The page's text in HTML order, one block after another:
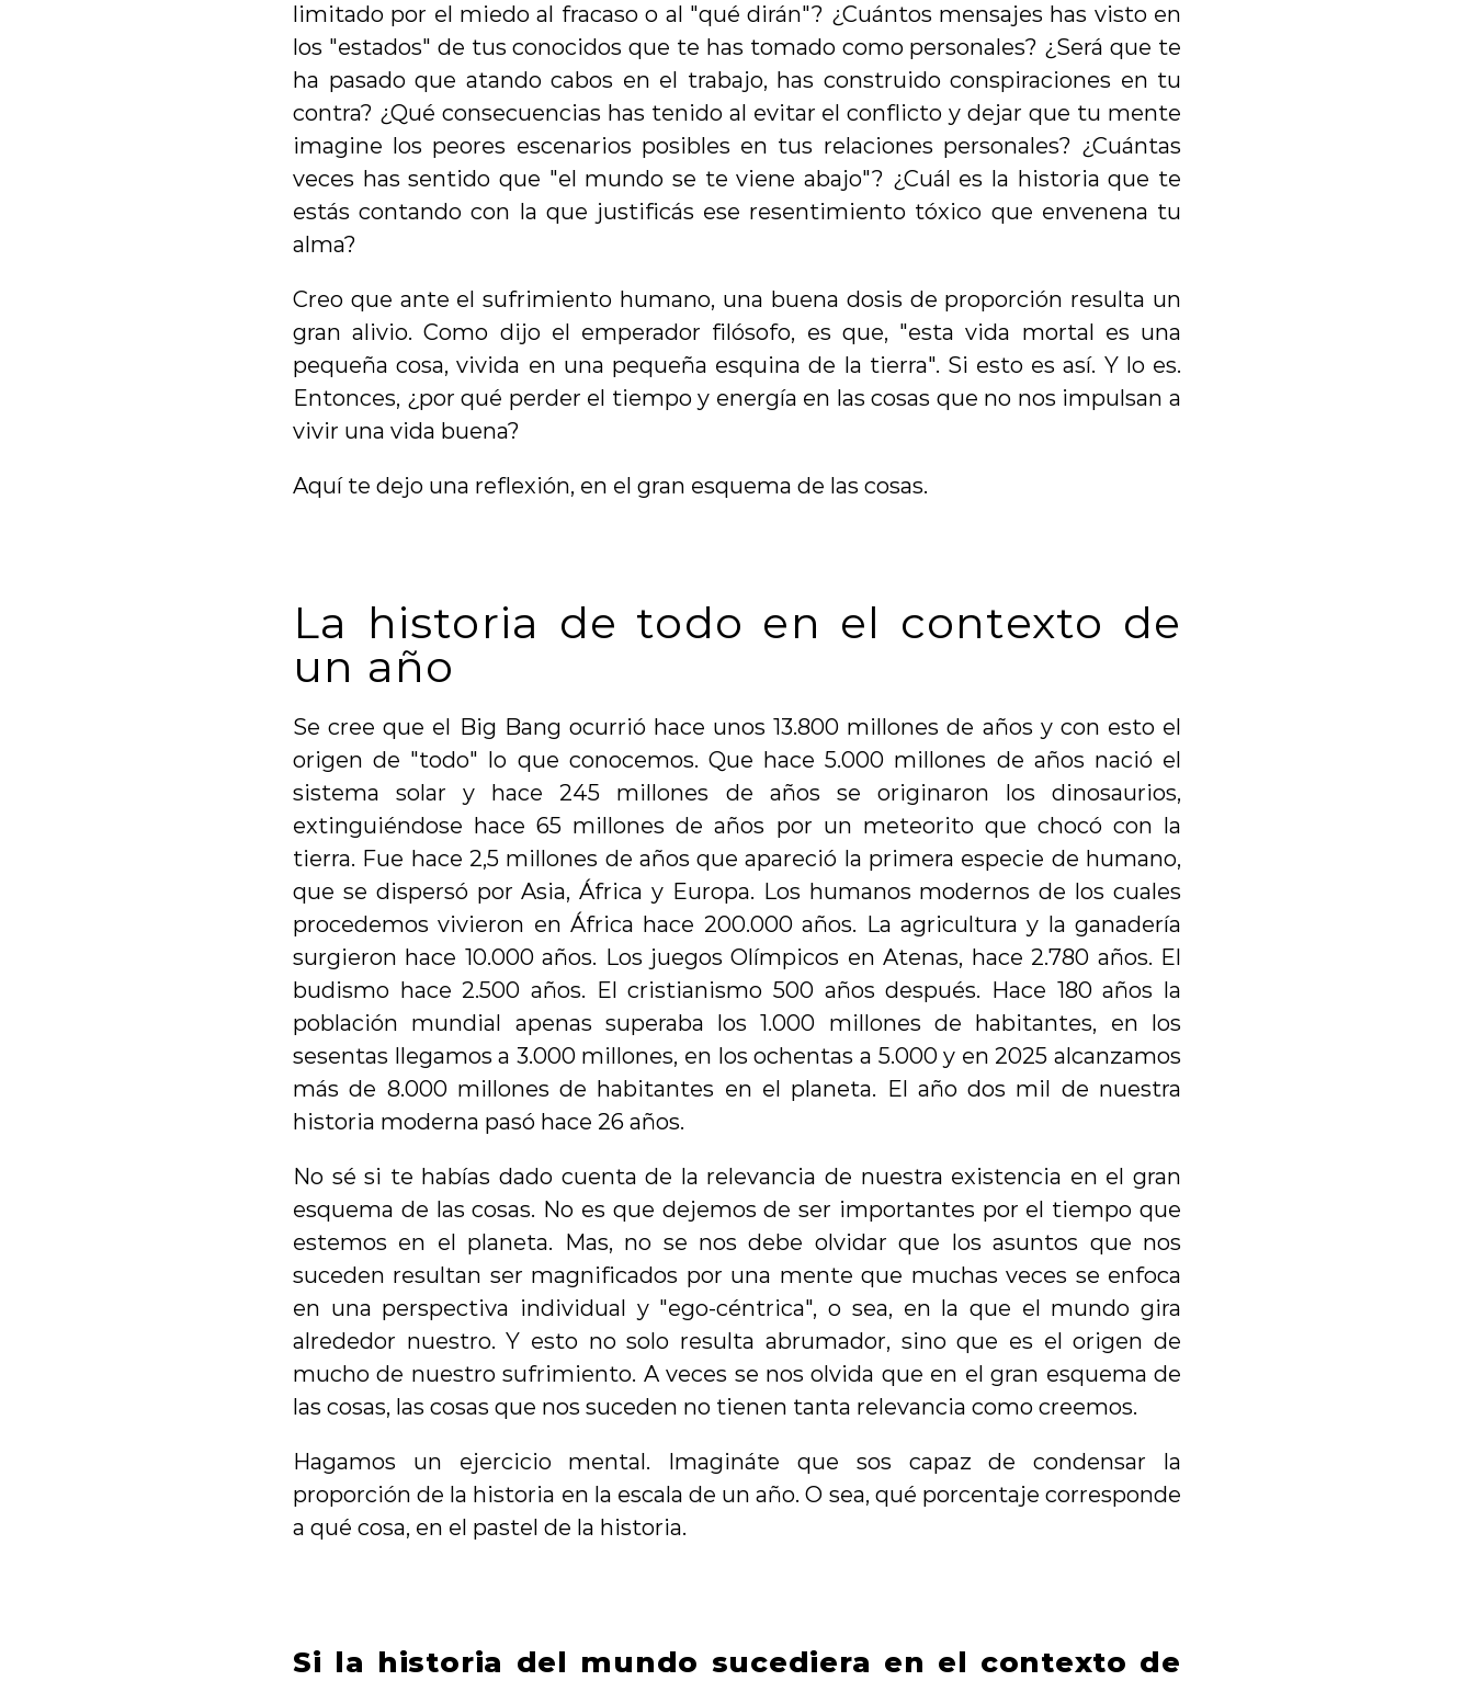
limitado por el miedo al fracaso o al "qué dirán"? ¿Cuántos mensajes has visto en
los "estados" de tus conocidos que te has tomado como personales? ¿Será que te
ha pasado que atando cabos en el trabajo, has construido conspiraciones en tu
contra? ¿Qué consecuencias has tenido al evitar el conflicto y dejar que tu mente
imagine los peores escenarios posibles en tus relaciones personales? ¿Cuántas
veces has sentido que "el mundo se te viene abajo"? ¿Cuál es la historia que te
estás contando con la que justificás ese resentimiento tóxico que envenena tu
alma?
Creo que ante el sufrimiento humano, una buena dosis de proporción resulta un
gran alivio. Como dijo el emperador filósofo, es que, "esta vida mortal es una
pequeña cosa, vivida en una pequeña esquina de la tierra". Si esto es así. Y lo es.
Entonces, ¿por qué perder el tiempo y energía en las cosas que no nos impulsan a
vivir una vida buena?
Aquí te dejo una reflexión, en el gran esquema de las cosas.
La historia de todo en el contexto de
un año
Se cree que el Big Bang ocurrió hace unos 13.800 millones de años y con esto el
origen de "todo" lo que conocemos. Que hace 5.000 millones de años nació el
sistema solar y hace 245 millones de años se originaron los dinosaurios,
extinguiéndose hace 65 millones de años por un meteorito que chocó con la
tierra. Fue hace 2,5 millones de años que apareció la primera especie de humano,
que se dispersó por Asia, África y Europa. Los humanos modernos de los cuales
procedemos vivieron en África hace 200.000 años. La agricultura y la ganadería
surgieron hace 10.000 años. Los juegos Olímpicos en Atenas, hace 2.780 años. El
budismo hace 2.500 años. El cristianismo 500 años después. Hace 180 años la
población mundial apenas superaba los 1.000 millones de habitantes, en los
sesentas llegamos a 3.000 millones, en los ochentas a 5.000 y en 2025 alcanzamos
más de 8.000 millones de habitantes en el planeta. El año dos mil de nuestra
historia moderna pasó hace 26 años.
No sé si te habías dado cuenta de la relevancia de nuestra existencia en el gran
esquema de las cosas. No es que dejemos de ser importantes por el tiempo que
estemos en el planeta. Mas, no se nos debe olvidar que los asuntos que nos
suceden resultan ser magnificados por una mente que muchas veces se enfoca
en una perspectiva individual y "ego-céntrica", o sea, en la que el mundo gira
alrededor nuestro. Y esto no solo resulta abrumador, sino que es el origen de
mucho de nuestro sufrimiento. A veces se nos olvida que en el gran esquema de
las cosas, las cosas que nos suceden no tienen tanta relevancia como creemos.
Hagamos un ejercicio mental. Imagináte que sos capaz de condensar la
proporción de la historia en la escala de un año. O sea, qué porcentaje corresponde
a qué cosa, en el pastel de la historia.
Si la historia del mundo sucediera en el contexto de